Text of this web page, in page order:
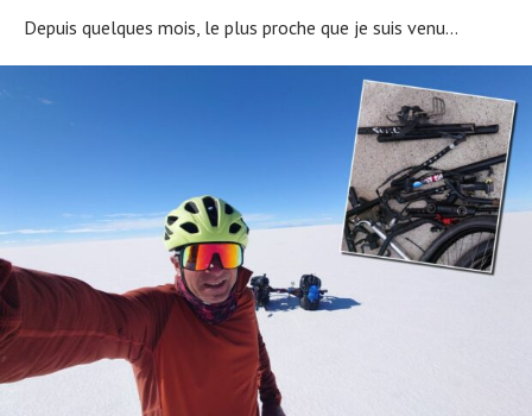
Depuis quelques mois, le plus proche que je suis venu...